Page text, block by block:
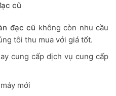
cũ
đạc cũ không còn nhu cầu
tôi thu mua với giá tốt.
cung cấp dịch vụ cung cấp
mới